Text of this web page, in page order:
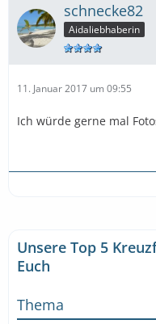
schnecke82
Aidaliebhaberin
11. Januar 2017 um 09:55
Ich würde gerne mal
Unsere Top 5
Euch
Thema